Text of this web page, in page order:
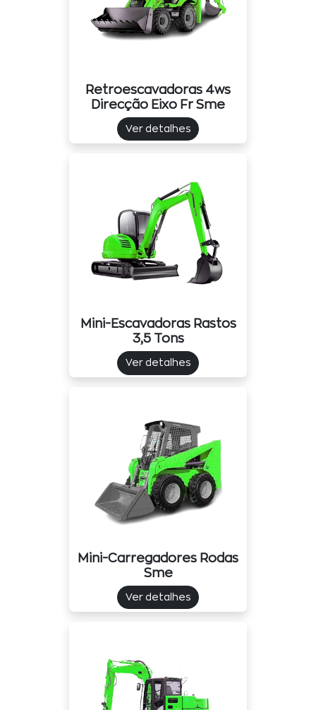
Retroescavadoras 4ws
Direcção Eixo Fr Sme
Ver detalhes
Mini-Escavadoras Rastos
3,5 Tons
Ver detalhes
Mini-Carregadores Rodas
Sme
Ver detalhes